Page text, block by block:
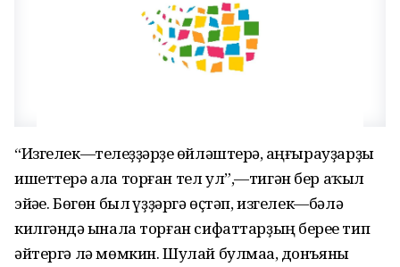
“Изгелек—телһеҙҙәрҙе һөйләштерә, һаңғырауҙарҙы
ишеттерә ала торған тел ул”,—тигән бер аҡыл
эйәһе. Бөгөн был һүҙҙәргә өҫтәп, изгелек—бәлә
килгәндә һынала торған сифаттарҙың береһе тип
әйтергә лә мөмкин. Шулай булмаһа, донъяны